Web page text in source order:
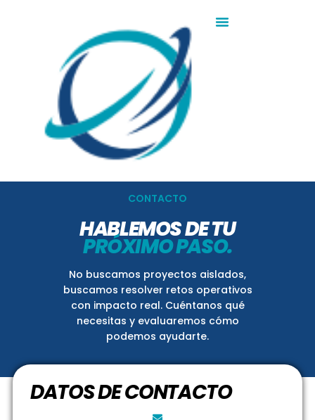
CONTACTO
HABLEMOS DE TU
PRÓXIMO PASO.
No buscamos proyectos aislados,
buscamos resolver retos operativos
con impacto real. Cuéntanos qué
necesitas y evaluaremos cómo
podemos ayudarte.
DATOS DE CONTACTO